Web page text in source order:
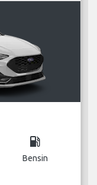
local_gas_station
Bensin